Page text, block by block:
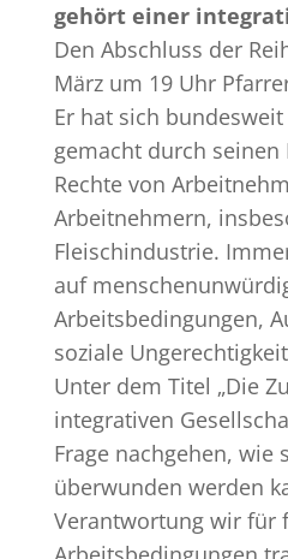
gehört einer
Den Abschluss der
März um 19 Uhr
Er hat sich
gemacht durch seinen
Rechte von
Arbeitnehmern,
Fleischindustrie.
auf
Arbeitsbedingungen,
soziale
Unter dem Titel „Die
integrativen
Frage nachgehen, wie
überwunden werden
Verantwortung wir für